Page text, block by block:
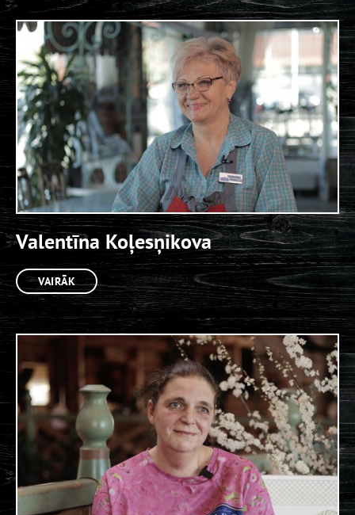
Valentīna Koļesņikova
VAIRĀK